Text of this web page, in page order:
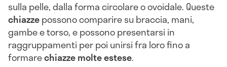
sulla pelle, dalla forma circolare o ovoidale. Queste
chiazzepossono comparire su braccia, mani,
gambe e torso, e possono presentarsi in
raggruppamenti per poi unirsi fra loro fino a
formarechiazze molte estese.